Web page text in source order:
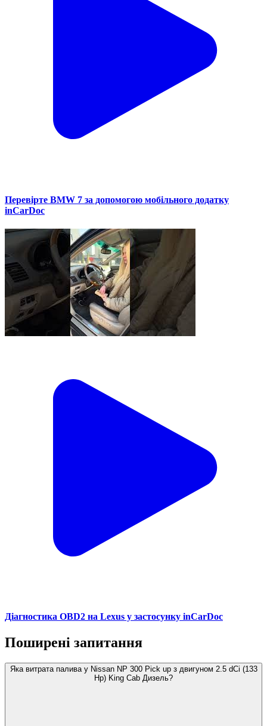
Перевірте BMW 7 за допомогою мобільного додатку
inCarDoc
Діагностика OBD2 на Lexus у застосунку inCarDoc
Поширені запитання
Яка витрата палива у Nissan NP 300 Pick up з двигуном 2.5 dCi (133
Hp) King Cab Дизель?